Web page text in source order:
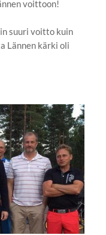
voittoon!
suuri voitto kuin
Lännen kärki oli